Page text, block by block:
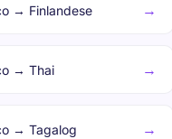
→ Finlandese →
→ Thai →
→ Tagalog →